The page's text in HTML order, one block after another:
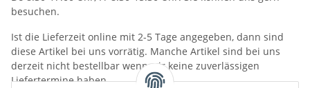
besuchen.
Ist die Lieferzeit online mit 2-5 Tage angegeben, dann sind
diese Artikel bei uns vorrätig. Manche Artikel sind bei uns
derzeit nicht bestellbar wenn wir keine zuverlässigen
Liefertermine haben.